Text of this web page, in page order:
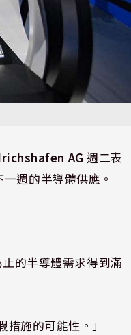
AG 週二表
週的半導體供應。
的半導體需求得到滿
施的可能性。」